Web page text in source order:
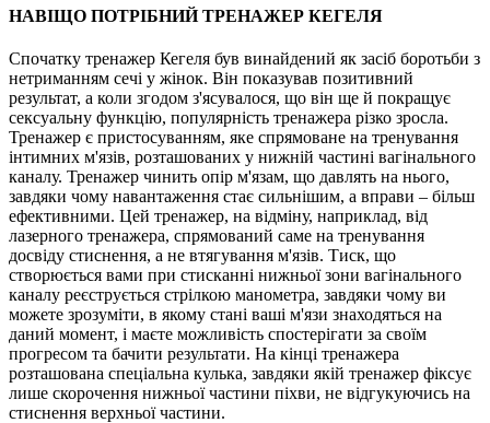
НАВІЩО ПОТРІБНИЙ ТРЕНАЖЕР КЕГЕЛЯ
Спочатку тренажер Кегеля був винайдений як засіб боротьби з
нетриманням сечі у жінок. Він показував позитивний
результат, а коли згодом з'ясувалося, що він ще й покращує
сексуальну функцію, популярність тренажера різко зросла.
Тренажер є пристосуванням, яке спрямоване на тренування
інтимних м'язів, розташованих у нижній частині вагінального
каналу. Тренажер чинить опір м'язам, що давлять на нього,
завдяки чому навантаження стає сильнішим, а вправи – більш
ефективними. Цей тренажер, на відміну, наприклад, від
лазерного тренажера, спрямований саме на тренування
досвіду стиснення, а не втягування м'язів. Тиск, що
створюється вами при стисканні нижньої зони вагінального
каналу реєструється стрілкою манометра, завдяки чому ви
можете зрозуміти, в якому стані ваші м'язи знаходяться на
даний момент, і маєте можливість спостерігати за своїм
прогресом та бачити результати. На кінці тренажера
розташована спеціальна кулька, завдяки якій тренажер фіксує
лише скорочення нижньої частини піхви, не відгукуючись на
стиснення верхньої частини.